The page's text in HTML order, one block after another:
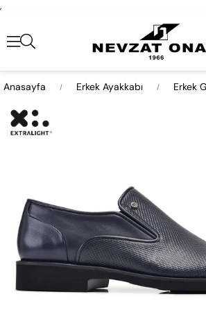
,
Anasayfa Erkek Ayakkabı Erkek